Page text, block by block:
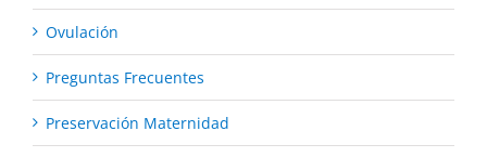
Ovulación
Preguntas Frecuentes
Preservación Maternidad